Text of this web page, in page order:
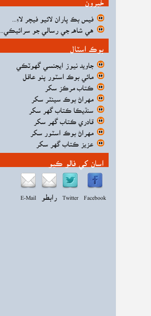
فيس بڪ پاران لائيو فيچر لاءِ...
هي شاهه جي رسالي جو سرائيڪي...
بوڪ اسٽال
جاويد نيوز ايجنسي گهوٽڪي
مائي بوڪ اسٽور پنو عاقل
ڪتاب مرڪز سکر
مهراڻ بوڪ سينٽر سکر
سنڌيڪا ڪتاب گهر سکر
قادري ڪتاب گهر سکر
مهراڻ بوڪ اسٽور سکر
عزيز ڪتاب گهر سکر
اسان کي فالو ڪيو
رابطو